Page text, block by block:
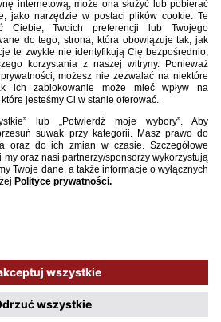
ułatwić Ci korzystanie z naszego serwisu
Jeśli nie blokujesz tych plików, to zgadzasz
w pamięci urządzenia. Pamiętaj, że